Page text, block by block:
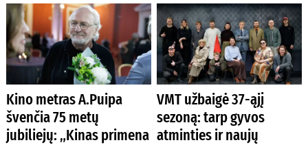
Kino metras A.Puipa
švenčia 75 metų
jubiliejų: „Kinas primena
VMT užbaigė 37-ąjį
sezoną: tarp gyvos
atminties ir naujų